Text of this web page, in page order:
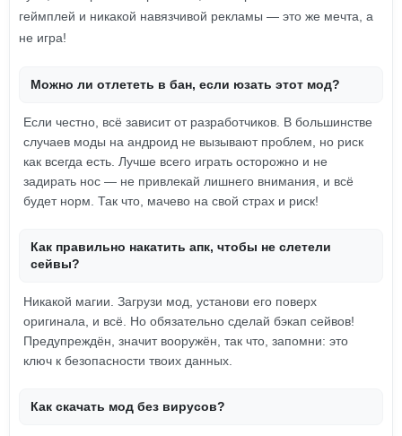
геймплей и никакой навязчивой рекламы — это же мечта, а
не игра!
Можно ли отлететь в бан, если юзать этот мод?
Если честно, всё зависит от разработчиков. В большинстве
случаев моды на андроид не вызывают проблем, но риск
как всегда есть. Лучше всего играть осторожно и не
задирать нос — не привлекай лишнего внимания, и всё
будет норм. Так что, мачево на свой страх и риск!
Как правильно накатить апк, чтобы не слетели
сейвы?
Никакой магии. Загрузи мод, установи его поверх
оригинала, и всё. Но обязательно сделай бэкап сейвов!
Предупреждён, значит вооружён, так что, запомни: это
ключ к безопасности твоих данных.
Как скачать мод без вирусов?